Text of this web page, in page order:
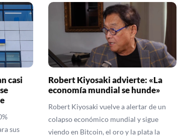
casi
sus
Robert Kiyosaki advierte: «La
economía mundial se hunde»
Robert Kiyosaki vuelve a alertar de un
colapso económico mundial y sigue
viendo en Bitcoin, el oro y la plata la